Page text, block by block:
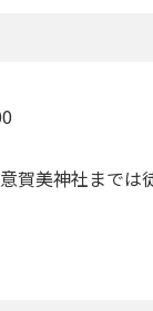
賀美神社までは